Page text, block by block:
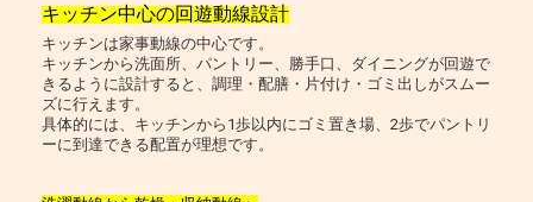
キッチン中心の回遊動線設計
キッチンは家事動線の中心です。
キッチンから洗面所、パントリー、勝手口、ダイニングが回遊で
きるように設計すると、調理・配膳・片付け・ゴミ出しがスムー
ズに行えます。
具体的には、キッチンから1歩以内にゴミ置き場、2歩でパントリ
ーに到達できる配置が理想です。